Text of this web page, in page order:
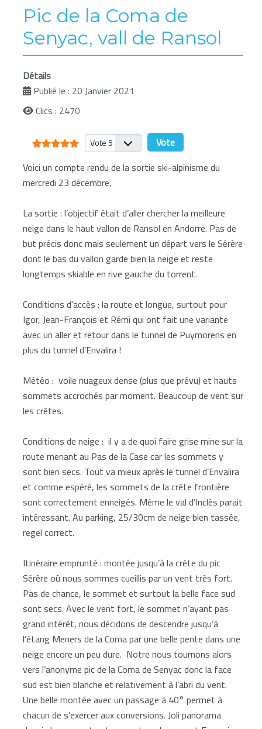
Pic de la Coma de
Senyac, vall de Ransol
Détails
Publié le : 20 Janvier 2021
Clics : 2470
Vote utilisateur:5/5
Veuillez voter
Voici un compte rendu de la sortie ski-alpinisme du
mercredi 23 décembre,
La sortie : l’objectif était d’aller chercher la meilleure
neige dans le haut vallon de Ransol en Andorre. Pas de
but précis donc mais seulement un départ vers le Sérère
dont le bas du vallon garde bien la neige et reste
longtemps skiable en rive gauche du torrent.
Conditions d’accès : la route et longue, surtout pour
Igor, Jean-François et Rémi qui ont fait une variante
avec un aller et retour dans le tunnel de Puymorens en
plus du tunnel d’Envalira !
Météo : voile nuageux dense (plus que prévu) et hauts
sommets accrochés par moment. Beaucoup de vent sur
les crêtes.
Conditions de neige : il y a de quoi faire grise mine sur la
route menant au Pas de la Case car les sommets y
sont bien secs. Tout va mieux après le tunnel d’Envalira
et comme espéré, les sommets de la crête frontière
sont correctement enneigés. Même le val d’Inclès parait
intéressant. Au parking, 25/30cm de neige bien tassée,
regel correct.
Itinéraire emprunté : montée jusqu’à la crête du pic
Sérère où nous sommes cueillis par un vent très fort.
Pas de chance, le sommet et surtout la belle face sud
sont secs. Avec le vent fort, le sommet n’ayant pas
grand intérêt, nous décidons de descendre jusqu’à
l’étang Meners de la Coma par une belle pente dans une
neige encore un peu dure. Notre nous tournons alors
vers l’anonyme pic de la Coma de Senyac donc la face
sud est bien blanche et relativement à l’abri du vent.
Une belle montée avec un passage à 40° permet à
chacun de s’exercer aux conversions. Joli panorama